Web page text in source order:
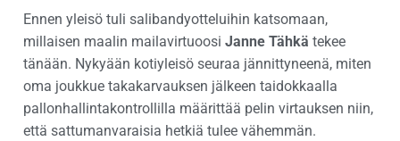
Ennen yleisö tuli salibandyotteluihin katsomaan,
millaisen maalin mailavirtuoosi Janne Tähkä tekee
tänään. Nykyään kotiyleisö seuraa jännittyneenä, miten
oma joukkue takakarvauksen jälkeen taidokkaalla
pallonhallintakontrollilla määrittää pelin virtauksen niin,
että sattumanvaraisia hetkiä tulee vähemmän.